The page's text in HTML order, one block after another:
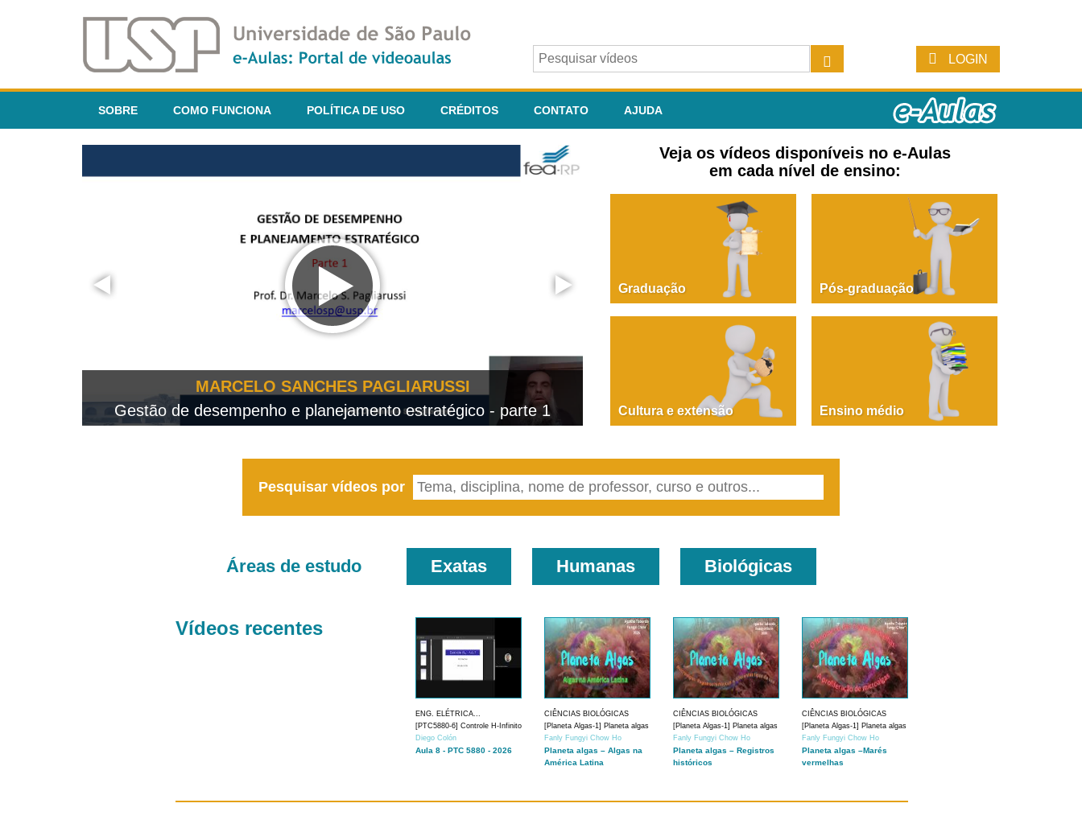
LOGIN
SOBRE COMO FUNCIONA POLÍTICA DE USO CRÉDITOS CONTATO AJUDA
MARCELO SANCHES PAGLIARUSSI
Gestão de desempenho e planejamento estratégico - parte 1
PAOLA GIUSTINA BACCIN
Dire, fare, partire! Aula 1 – parte 1
Veja os vídeos disponíveis no e-Aulas
em cada nível de ensino:
Graduação Pós-graduação
Cultura e extensão Ensino médio
Pesquisar vídeos por
Áreas de estudo Exatas Humanas Biológicas
Vídeos recentes
ENG. ELÉTRICA...
[PTC5880-6] Controle H-Infinito
Diego Colón
Aula 8 - PTC 5880 - 2026
CIÊNCIAS BIOLÓGICAS
[Planeta Algas-1] Planeta algas
Fanly Fungyi Chow Ho
Planeta algas – Algas na
América Latina
CIÊNCIAS BIOLÓGICAS
[Planeta Algas-1] Planeta algas
Fanly Fungyi Chow Ho
Planeta algas – Registros
históricos
CIÊNCIAS BIOLÓGICAS
[Planeta Algas-1] Planeta algas
Fanly Fungyi Chow Ho
Planeta algas –Marés
vermelhas